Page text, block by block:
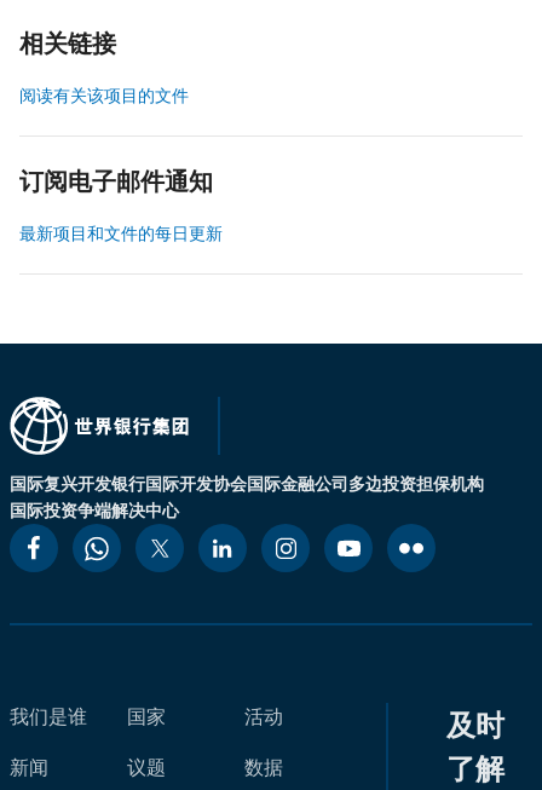
相关链接
阅读有关该项目的文件
订阅电子邮件通知
最新项目和文件的每日更新
国际复兴开发银行国际开发协会国际金融公司多边投资担保机构
国际投资争端解决中心
我们是谁
新闻
国家
议题
活动
数据
及时
了解